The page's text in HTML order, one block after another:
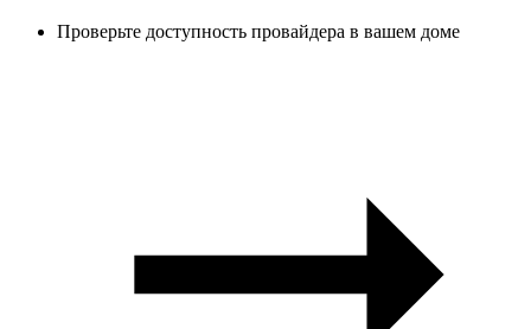
Проверьте доступность провайдера в вашем доме